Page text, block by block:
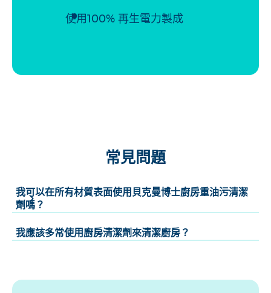
使用100% 再生電力製成
常見問題
我可以在所有材質表面使用貝克曼博士廚房重油污清潔
劑嗎？
我應該多常使用廚房清潔劑來清潔廚房？